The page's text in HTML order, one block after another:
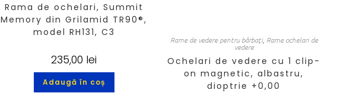
Rama de ochelari, Summit
Memory din Grilamid TR90®,
model RH131, C3
235,00 lei
Adaugă în coș
Rame de vedere pentru bărbați, Rame ochelari de
vedere
Ochelari de vedere cu 1 clip-
on magnetic, albastru,
dioptrie +0,00